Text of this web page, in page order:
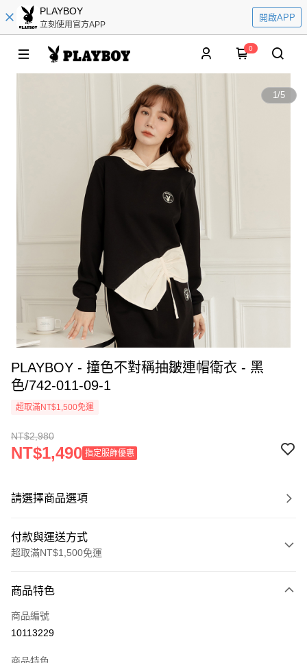
PLAYBOY
立刻使用官方APP
開啟APP
0
1/5
PLAYBOY - 撞色不對稱抽皺連帽衛衣 - 黑
色/742-011-09-1
超取滿NT$1,500免運
NT$2,980
NT$1,490 指定服飾優惠
請選擇商品選項
付款與運送方式
超取滿NT$1,500免運
信用卡一次付款
超商取貨付款
商品特色
商品編號
10113229